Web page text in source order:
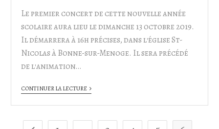
Le premier concert de cette nouvelle année
scolaire aura lieu le dimanche 13 octobre 2019.
Il démarrera à 16h précises, dans l'église St-
Nicolas à Bonne-sur-Menoge. Il sera précédé
de l'animation…
CONTINUER LA LECTURE